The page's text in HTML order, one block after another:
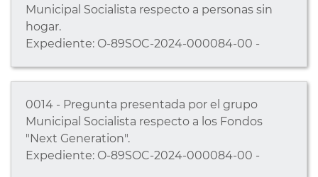
Municipal Socialista respecto a personas sin
hogar.
Expediente: O-89SOC-2024-000084-00 -
0014 - Pregunta presentada por el grupo
Municipal Socialista respecto a los Fondos
"Next Generation".
Expediente: O-89SOC-2024-000084-00 -